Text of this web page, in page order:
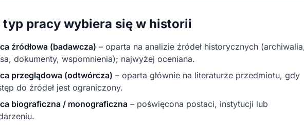
typ pracy wybiera się w historii
źródłowa (badawcza) – oparta na analizie źródeł historycznych
dokumenty, wspomnienia); najwyżej oceniana.
przeglądowa (odtwórcza) – oparta głównie na literaturze przedmiotu, gdy
do źródeł jest ograniczony.
biograficzna / monograficzna – poświęcona postaci, instytucji lub